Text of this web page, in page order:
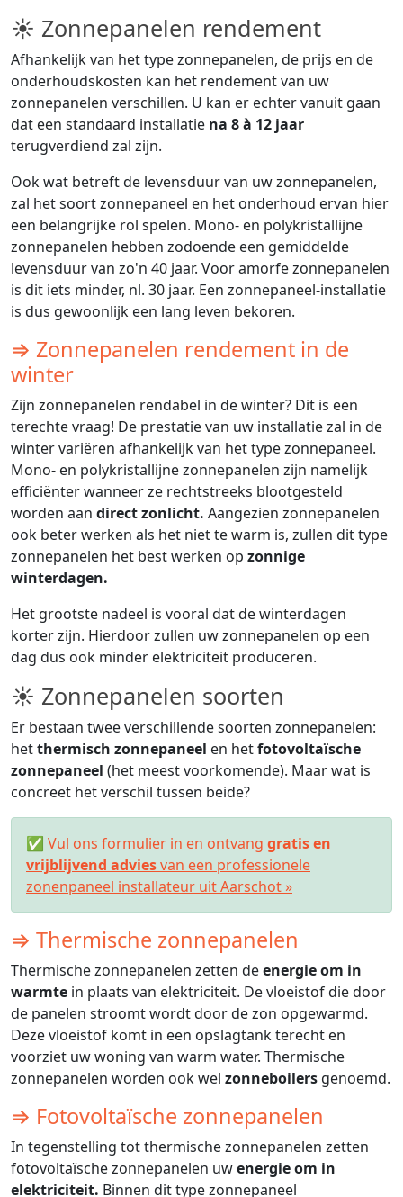
☀ Zonnepanelen rendement
Afhankelijk van het type zonnepanelen, de prijs en de
onderhoudskosten kan het rendement van uw
zonnepanelen verschillen. U kan er echter vanuit gaan
dat een standaard installatie na 8 à 12 jaar
terugverdiend zal zijn.
Ook wat betreft de levensduur van uw zonnepanelen,
zal het soort zonnepaneel en het onderhoud ervan hier
een belangrijke rol spelen. Mono- en polykristallijne
zonnepanelen hebben zodoende een gemiddelde
levensduur van zo'n 40 jaar. Voor amorfe zonnepanelen
is dit iets minder, nl. 30 jaar. Een zonnepaneel-installatie
is dus gewoonlijk een lang leven bekoren.
⇒ Zonnepanelen rendement in de
winter
Zijn zonnepanelen rendabel in de winter? Dit is een
terechte vraag! De prestatie van uw installatie zal in de
winter variëren afhankelijk van het type zonnepaneel.
Mono- en polykristallijne zonnepanelen zijn namelijk
efficiënter wanneer ze rechtstreeks blootgesteld
worden aan direct zonlicht. Aangezien zonnepanelen
ook beter werken als het niet te warm is, zullen dit type
zonnepanelen het best werken op zonnige
winterdagen.
Het grootste nadeel is vooral dat de winterdagen
korter zijn. Hierdoor zullen uw zonnepanelen op een
dag dus ook minder elektriciteit produceren.
☀ Zonnepanelen soorten
Er bestaan twee verschillende soorten zonnepanelen:
hetthermisch zonnepaneel en hetfotovoltaïsche
zonnepaneel (het meest voorkomende). Maar wat is
concreet het verschil tussen beide?
✅ Vul ons formulier in en ontvang gratis en
vrijblijvend adviesvan een professionele
zonenpaneel installateur uit Aarschot »
⇒ Thermische zonnepanelen
Thermische zonnepanelen zetten deenergie om in
warmte in plaats van elektriciteit. De vloeistof die door
de panelen stroomt wordt door de zon opgewarmd.
Deze vloeistof komt in een opslagtank terecht en
voorziet uw woning van warm water. Thermische
zonnepanelen worden ook wel zonneboilers genoemd.
⇒ Fotovoltaïsche zonnepanelen
In tegenstelling tot thermische zonnepanelen zetten
fotovoltaïsche zonnepanelen uwenergie om in
elektriciteit. Binnen dit type zonnepaneel